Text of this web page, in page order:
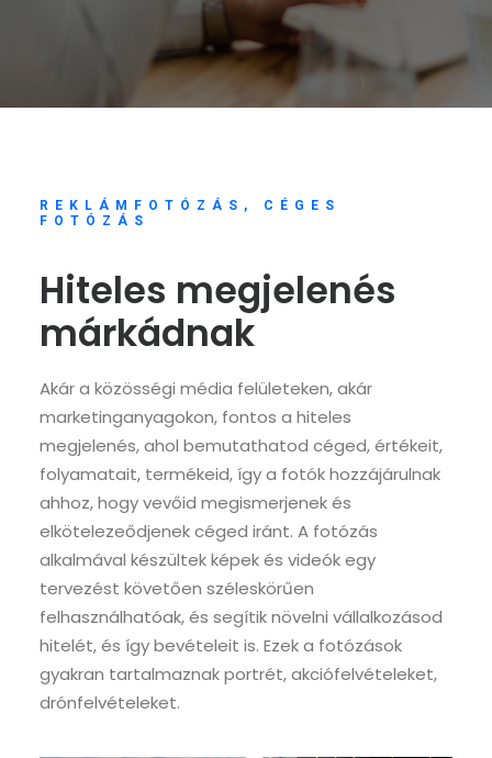
REKLÁMFOTÓZÁS, CÉGES
FOTÓZÁS
Hiteles megjelenés
márkádnak
Akár a közösségi média felületeken, akár
marketinganyagokon, fontos a hiteles
megjelenés, ahol bemutathatod céged, értékeit,
folyamatait, termékeid, így a fotók hozzájárulnak
ahhoz, hogy vevőid megismerjenek és
elkötelezeődjenek céged iránt. A fotózás
alkalmával készültek képek és videók egy
tervezést követően széleskörűen
felhasználhatóak, és segítik növelni vállalkozásod
hitelét, és így bevételeit is. Ezek a fotózások
gyakran tartalmaznak portrét, akciófelvételeket,
drónfelvételeket.